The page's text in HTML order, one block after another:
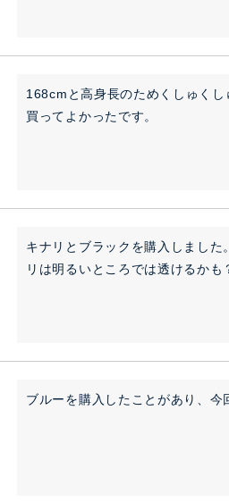
168cmと高身長のためくしゅく
買ってよかったです。
キナリとブラックを購入しまし
リは明るいところでは透けるか
ブルーを購入したことがあり、今